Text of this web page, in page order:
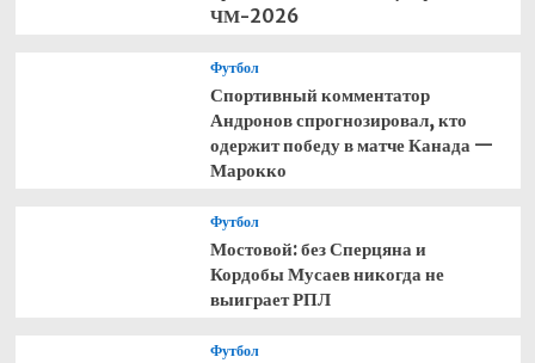
ЧМ-2026
Футбол
Спортивный комментатор
Андронов спрогнозировал, кто
одержит победу в матче Канада —
Марокко
Футбол
Мостовой: без Сперцяна и
Кордобы Мусаев никогда не
выиграет РПЛ
Футбол